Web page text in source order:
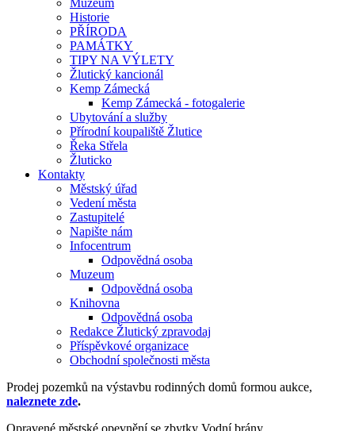
Muzeum
Historie
PŘÍRODA
PAMÁTKY
TIPY NA VÝLETY
Žlutický kancionál
Kemp Zámecká
Kemp Zámecká - fotogalerie
Ubytování a služby
Přírodní koupaliště Žlutice
Řeka Střela
Žluticko
Kontakty
Městský úřad
Vedení města
Zastupitelé
Napište nám
Infocentrum
Odpovědná osoba
Muzeum
Odpovědná osoba
Knihovna
Odpovědná osoba
Redakce Žlutický zpravodaj
Příspěvkové organizace
Obchodní společnosti města
Prodej pozemků na výstavbu rodinných domů formou aukce,
naleznete zde.
Opravené městské opevnění se zbytky Vodní brány